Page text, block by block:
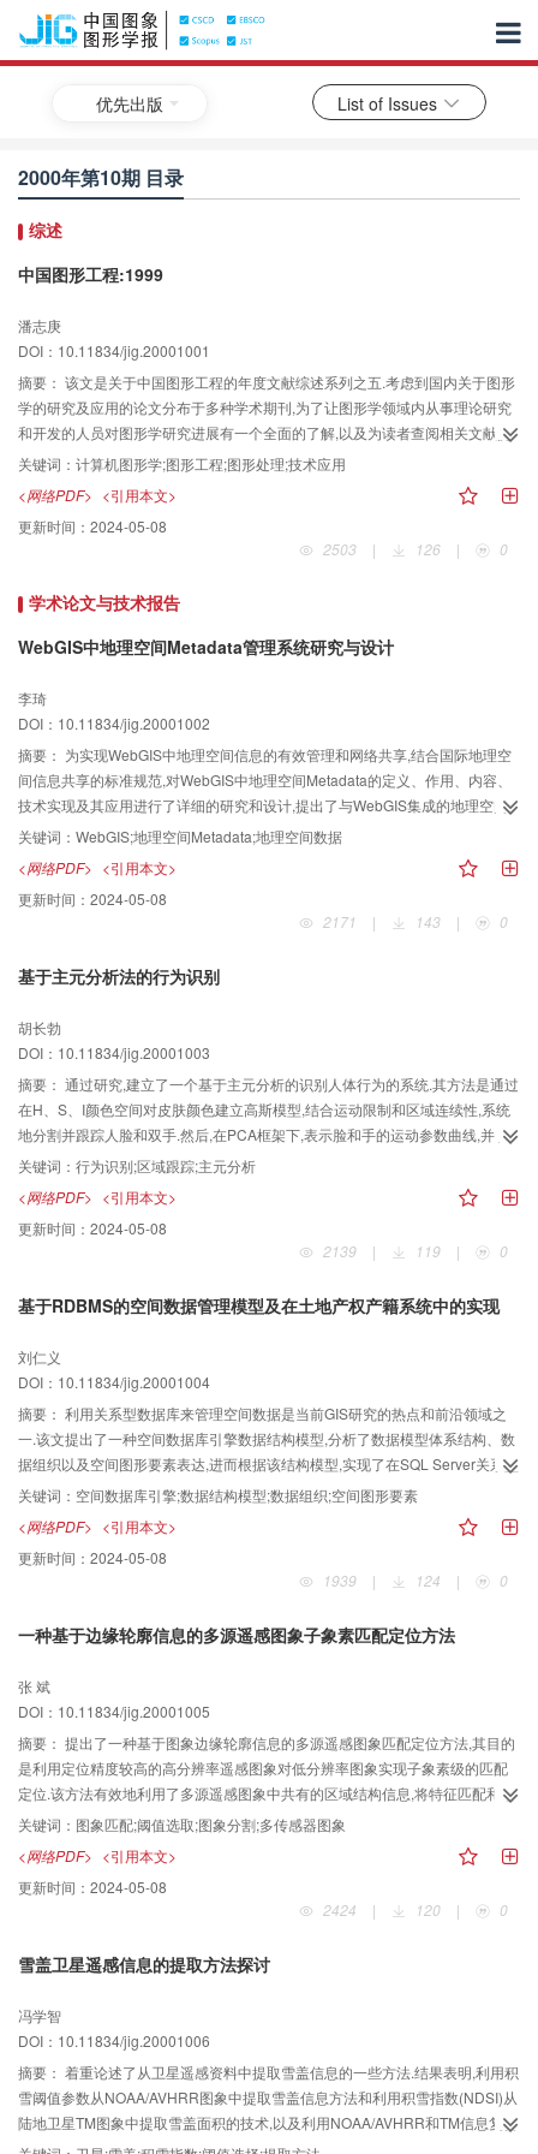
优先出版 List of Issues
2000年第10期 目录
综述
中国图形工程:1999
潘志庚
DOI：10.11834/jig.20001001
摘要： 该文是关于中国图形工程的年度文献综述系列之五.考虑到国内关于图形
学的研究及应用的论文分布于多种学术期刊,为了让图形学领域内从事理论研究
和开发的人员对图形学研究进展有一个全面的了解,以及为读者查阅相关文献提
供方便,选取了394篇1999年在国内11种图形学论文比较集中的中文期刊上发表
关键词： 计算机图形学;图形工程;图形处理;技术应用
<网络PDF> <引用本文>
更新时间： 2024-05-08
2503
| 126 | 0
学术论文与技术报告
WebGIS中地理空间Metadata管理系统研究与设计
李琦
DOI：10.11834/jig.20001002
摘要： 为实现WebGIS中地理空间信息的有效管理和网络共享,结合国际地理空
间信息共享的标准规范,对WebGIS中地理空间Metadata的定义、作用、内容、
技术实现及其应用进行了详细的研究和设计,提出了与WebGIS集成的地理空间
Metadata管理系统解决方案,并给出了体现具体技术实现的原型系统,为国家空间
信息基础设施和数字地球的建设提供了理论基础和技术原型,在当今信息化与数
字地球时代,对地理空间信息的网络发布和共享具有积极的推动作用和深远的社
会意义.
关键词： WebGIS;地理空间Metadata;地理空间数据
<网络PDF> <引用本文>
更新时间： 2024-05-08
2171
| 143 | 0
基于主元分析法的行为识别
胡长勃
DOI：10.11834/jig.20001003
摘要： 通过研究,建立了一个基于主元分析的识别人体行为的系统.其方法是通过
在H、S、I颜色空间对皮肤颜色建立高斯模型,结合运动限制和区域连续性,系统
地分割并跟踪人脸和双手.然后,在PCA框架下,表示脸和手的运动参数曲线,并和
范例进行匹配,这种通过对行为在时空域变化的建模方法,能在行为主体和成象条
件有变化的情况下识别行为.以太极拳式为例,来验证方法和系统的效果,实验结果
证明了此方法误识率低,有一定的鲁棒性,可应用于建立基于运动语义识别的视频
检索、高效视频编码、自动教练等场合.
关键词： 行为识别;区域跟踪;主元分析
<网络PDF> <引用本文>
更新时间： 2024-05-08
2139
| 119 | 0
基于RDBMS的空间数据管理模型及在土地产权产籍系统中的实现
刘仁义
DOI：10.11834/jig.20001004
摘要： 利用关系型数据库来管理空间数据是当前GIS研究的热点和前沿领域之
一.该文提出了一种空间数据库引擎数据结构模型,分析了数据模型体系结构、数
据组织以及空间图形要素表达,进而根据该结构模型,实现了在SQL Server关系型
数据库中对空间图形数据进行存储、拓扑运算和拓扑分析的操作.通过在土地产
权产籍系统中的实际应用表明,基于该模型开发的空间数据库引擎Spatial
Database Guide(SDG)运行稳定,性能良好,易于开发,适用面广
关键词： 空间数据库引擎;数据结构模型;数据组织;空间图形要素
<网络PDF> <引用本文>
更新时间： 2024-05-08
1939
| 124 | 0
一种基于边缘轮廓信息的多源遥感图象子象素匹配定位方法
张 斌
DOI：10.11834/jig.20001005
摘要： 提出了一种基于图象边缘轮廓信息的多源遥感图象匹配定位方法,其目的
是利用定位精度较高的高分辨率遥感图象对低分辨率图象实现子象素级的匹配
定位.该方法有效地利用了多源遥感图象中共有的区域结构信息,将特征匹配和最
小二乘影象匹配相结合,具有较好的普适性,且运算快速、抗噪性能好.采用该方法
进行NOAA AVHRR图象和Landsat TM图象、1:100万数字地图的边缘图象匹配,
并应用于NOAA AVHRR图象的几何精校正中,可实现精确的子象素匹配.
关键词： 图象匹配;阈值选取;图象分割;多传感器图象
<网络PDF> <引用本文>
更新时间： 2024-05-08
2424
| 120 | 0
雪盖卫星遥感信息的提取方法探讨
冯学智
DOI：10.11834/jig.20001006
摘要： 着重论述了从卫星遥感资料中提取雪盖信息的一些方法.结果表明,利用积
雪阈值参数从NOAA/AVHRR图象中提取雪盖信息方法和利用积雪指数(NDSI)从
陆地卫星TM图象中提取雪盖面积的技术,以及利用NOAA/AVHRR和TM信息复合
的技术,可提高信息获取的精度,具有实用价值.